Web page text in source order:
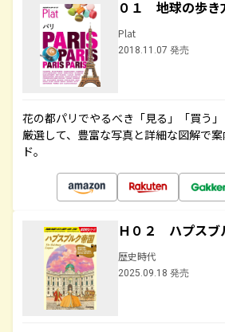
０１ 地球の歩
Plat
2018.11.07 発売
花の都パリでやるべき「見る」「買う
厳選して、豊富な写真と詳細な図解で
ド。
Ｈ０２ ハプスブ
歴史時代
2025.09.18 発売